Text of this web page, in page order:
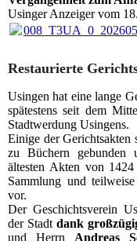
Usinger Anzeiger vom
Restaurierte
Usingen hat eine lange
spätestens seit dem
Stadtwerdung Usingens.
Einige der Gerichtsakten
zu Büchern gebunden
ältesten Akten von
Sammlung und
vor.
Der Geschichtsverein
der Stadt dank
und Herrn Andreas